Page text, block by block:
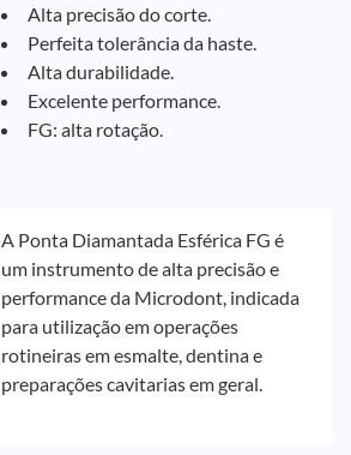
Alta precisão do corte.
Perfeita tolerância da haste.
Alta durabilidade.
Excelente performance.
FG: alta rotação.
A Ponta Diamantada Esférica FG é
um instrumento de alta precisão e
performance da Microdont, indicada
para utilização em operações
rotineiras em esmalte, dentina e
preparações cavitarias em geral.